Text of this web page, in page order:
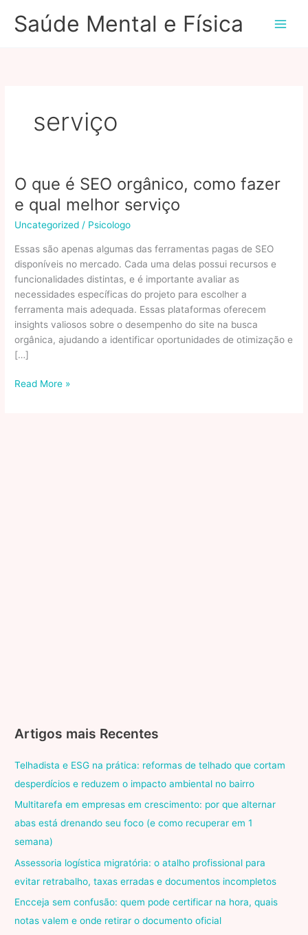
paraSaúde Mental e Física
serviço
O que é SEO orgânico, como fazer
e qual melhor serviço
Uncategorized / Psicologo
Essas são apenas algumas das ferramentas pagas de SEO
disponíveis no mercado. Cada uma delas possui recursos e
funcionalidades distintas, e é importante avaliar as
necessidades específicas do projeto para escolher a
ferramenta mais adequada. Essas plataformas oferecem
insights valiosos sobre o desempenho do site na busca
orgânica, ajudando a identificar oportunidades de otimização e
[…]
O
Read More »
Artigos mais Recentes
Telhadista e ESG na prática: reformas de telhado que cortam
desperdícios e reduzem o impacto ambiental no bairro
Multitarefa em empresas em crescimento: por que alternar
abas está drenando seu foco (e como recuperar em 1
semana)
Assessoria logística migratória: o atalho profissional para
evitar retrabalho, taxas erradas e documentos incompletos
Encceja sem confusão: quem pode certificar na hora, quais
notas valem e onde retirar o documento oficial